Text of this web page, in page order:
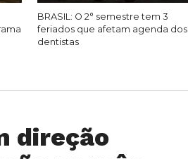
BRASIL: O 2° semestre tem 3
feriados que afetam agenda dos
dentistas
direção